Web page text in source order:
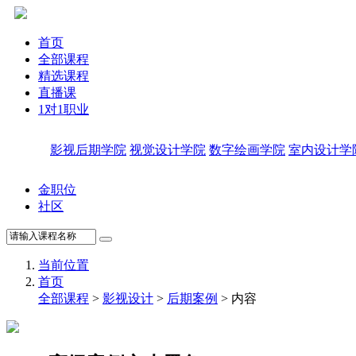
首页
全部课程
精选课程
直播课
1对1职业
影视后期学院 视觉设计学院 数字绘画学院 室内设计学
金职位
社区
当前位置
首页
全部课程 > 影视设计 > 后期案例 > 内容